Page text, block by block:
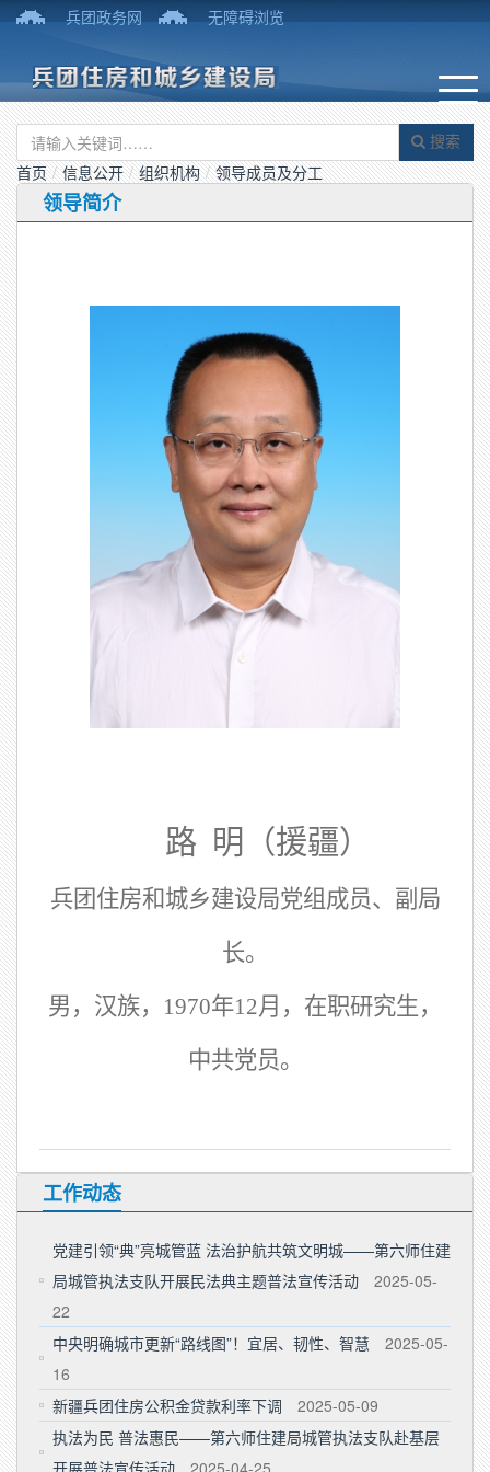
兵团政务网 无障碍浏览
搜索
首页 / 信息公开 / 组织机构 / 领导成员及分工
领导简介
路 明（援疆）
兵团住房和城乡建设局党组成员、副局
长。
男，汉族， 1970年12月，在职研究生，
中共党员。
工作动态
党建引领“典”亮城管蓝 法治护航共筑文明城——第六师住建
局城管执法支队开展民法典主题普法宣传活动
2025-05-
22
中央明确城市更新“路线图”！宜居、韧性、智慧
2025-05-
16
新疆兵团住房公积金贷款利率下调
2025-05-09
执法为民 普法惠民——第六师住建局城管执法支队赴基层
开展普法宣传活动
2025-04-25